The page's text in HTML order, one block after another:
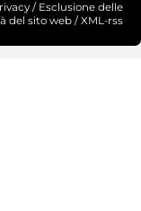
/ Esclusione delle
del sito web / XML-rss